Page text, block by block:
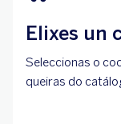
Elixes un
Seleccionas o
queiras do